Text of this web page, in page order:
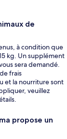
de
à condition que
kg. Un supplément
sera demandé.
frais
et la nourriture sont
veuillez
propose un